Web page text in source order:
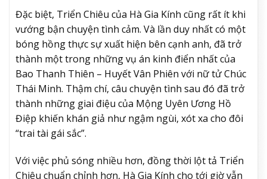
Đặc biệt, Triển Chiêu của Hà Gia Kính cũng rất ít khi
vướng bận chuyện tình cảm. Và lần duy nhất có một
bóng hồng thực sự xuất hiện bên cạnh anh, đã trở
thành một trong những vụ án kinh điển nhất của
Bao Thanh Thiên – Huyết Vân Phiên với nữ tử Chúc
Thái Minh. Thậm chí, câu chuyện tình sau đó đã trở
thành những giai điệu của Mộng Uyên Ương Hồ
Điệp khiến khán giả như ngậm ngùi, xót xa cho đôi
“trai tài gái sắc”.
Với việc phủ sóng nhiều hơn, đồng thời lột tả Triển
Chiêu chuẩn chỉnh hơn, Hà Gia Kính cho tới giờ vẫn